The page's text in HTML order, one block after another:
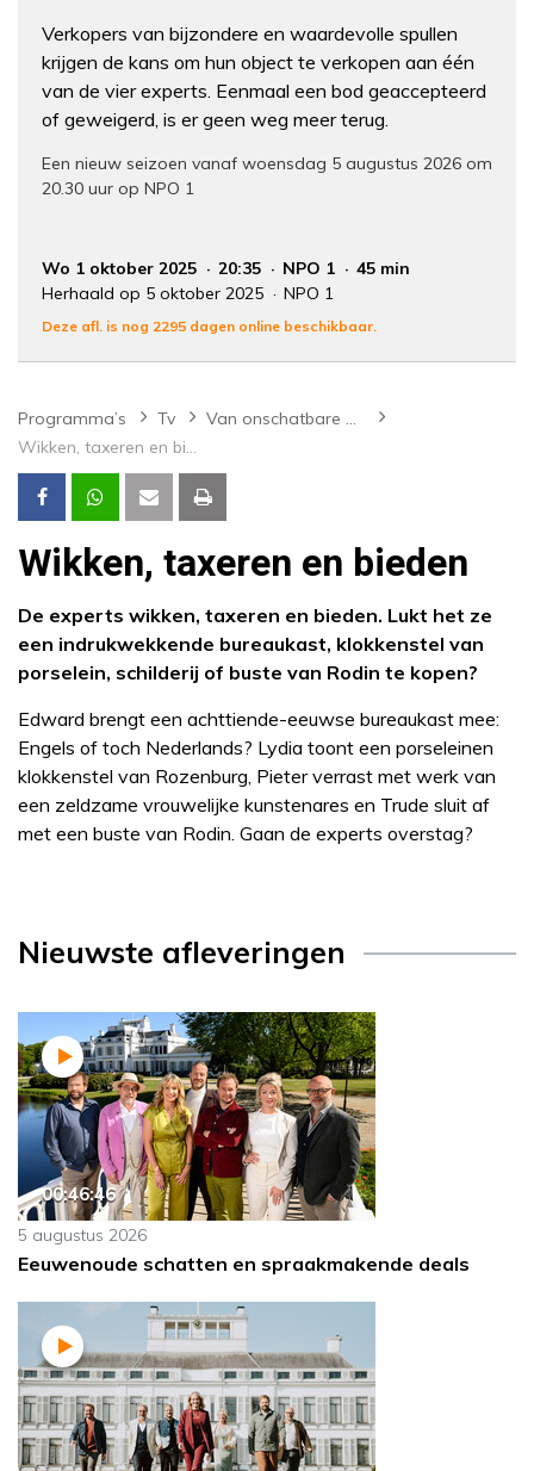
Verkopers van bijzondere en waardevolle spullen
krijgen de kans om hun object te verkopen aan één
van de vier experts. Eenmaal een bod geaccepteerd
of geweigerd, is er geen weg meer terug.
Een nieuw seizoen vanaf woensdag 5 augustus 2026 om
20.30 uur op NPO 1
Wo 1 oktober 2025 20:35 NPO 1
45 min
Herhaald op 5 oktober 2025
NPO 1
Deze afl. is nog 2295 dagen online beschikbaar.
Programma’s Tv
Van onschatbare waarde
Wikken, taxeren en bieden
Wikken, taxeren en bieden
De experts wikken, taxeren en bieden. Lukt het ze
een indrukwekkende bureaukast, klokkenstel van
porselein, schilderij of buste van Rodin te kopen?
Edward brengt een achttiende-eeuwse bureaukast mee:
Engels of toch Nederlands? Lydia toont een porseleinen
klokkenstel van Rozenburg, Pieter verrast met werk van
een zeldzame vrouwelijke kunstenares en Trude sluit af
met een buste van Rodin. Gaan de experts overstag?
Nieuwste afleveringen
00:46:46
5 augustus 2026
Eeuwenoude schatten en spraakmakende deals